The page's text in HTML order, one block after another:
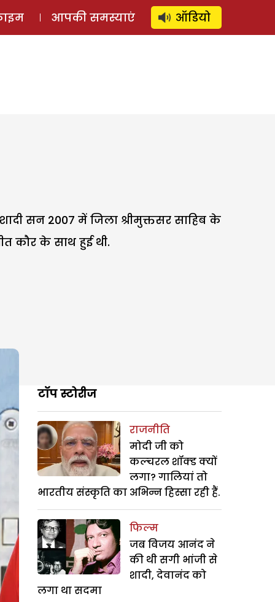
लॉग इन ⚲ SUBSCRIBE
आपकी समस्याएं ऑडियो
सन 2007 में जिला श्रीमुक्तसर साहिब के
कौर के साथ हुई थी.
टॉप स्टोरीज
राजनीति
मोदी जी को
कल्चरल शॉक्ड क्यों
लगा? गालियां तो
भारतीय संस्कृति का अभिन्न हिस्सा रही हैं.
फिल्म
जब विजय आनंद ने
की थी सगी भांजी से
शादी, देवानंद को
लगा था सदमा